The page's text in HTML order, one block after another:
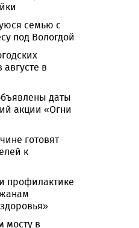
семью с
под Вологдой
в
даты
акции «Огни
готовят
к
профилактике
мосту в